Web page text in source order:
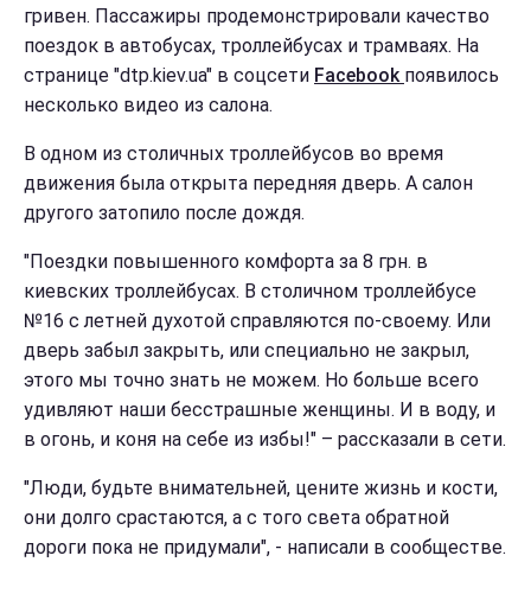
гривен. Пассажиры продемонстрировали качество
поездок в автобусах, троллейбусах и трамваях. На
странице "dtp.kiev.ua" в соцсети Facebook появилось
несколько видео из салона.
В одном из столичных троллейбусов во время
движения была открыта передняя дверь. А салон
другого затопило после дождя.
"Поездки повышенного комфорта за 8 грн. в
киевских троллейбусах. В столичном троллейбусе
№16 с летней духотой справляются по-своему. Или
дверь забыл закрыть, или специально не закрыл,
этого мы точно знать не можем. Но больше всего
удивляют наши бесстрашные женщины. И в воду, и
в огонь, и коня на себе из избы!" – рассказали в сети.
"Люди, будьте внимательней, цените жизнь и кости,
они долго срастаются, а с того света обратной
дороги пока не придумали", - написали в сообществе.